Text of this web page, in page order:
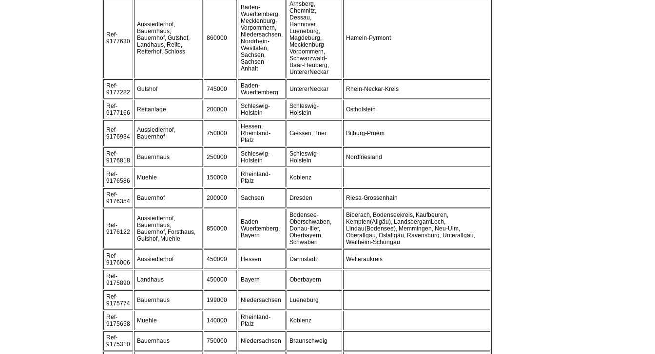
Ref-
9177630
Aussiedlerhof,
Bauernhaus,
Bauernhof, Gutshof,
Landhaus, Reite,
Reiterhof, Schloss
860000
Baden-
Wuerttemberg,
Mecklenburg-
Vorpommern,
Niedersachsen,
Nordrhein-
Westfalen,
Sachsen,
Sachsen-
Anhalt
Arnsberg,
Chemnitz,
Dessau,
Hannover,
Lueneburg,
Magdeburg,
Mecklenburg-
Vorpommern,
Schwarzwald-
Baar-Heuberg,
UntererNeckar
Hameln-Pyrmont
Ref-
9177282
Gutshof 745000
Baden-
Wuerttemberg
UntererNeckar Rhein-Neckar-Kreis
Ref-
9177166
Reitanlage 200000
Schleswig-
Holstein
Schleswig-
Holstein
Ostholstein
Ref-
9176934
Aussiedlerhof,
Bauernhof
750000
Hessen,
Rheinland-
Pfalz
Giessen, Trier Bitburg-Pruem
Ref-
9176818
Bauernhaus 250000
Schleswig-
Holstein
Schleswig-
Holstein
Nordfriesland
Ref-
9176586
Muehle 150000
Rheinland-
Pfalz
Koblenz
Ref-
9176354
Bauernhof 200000 Sachsen Dresden Riesa-Grossenhain
Ref-
9176122
Aussiedlerhof,
Bauernhaus,
Bauernhof, Forsthaus,
Gutshof, Muehle
850000
Baden-
Wuerttemberg,
Bayern
Bodensee-
Oberschwaben,
Donau-Iller,
Oberbayern,
Schwaben
Biberach, Bodenseekreis, Kaufbeuren,
Kempten(Allgäu), LandsbergamLech,
Lindau(Bodensee), Memmingen, Neu-Ulm,
Oberallgäu, Ostallgäu, Ravensburg, Unterallgäu,
Weilheim-Schongau
Ref-
9176006
Aussiedlerhof 450000 Hessen Darmstadt Wetteraukreis
Ref-
9175890
Landhaus 450000 Bayern Oberbayern
Ref-
9175774
Bauernhaus 199000 Niedersachsen Lueneburg
Ref-
9175658
Muehle 140000
Rheinland-
Pfalz
Koblenz
Ref-
9175310
Bauernhaus 750000 Niedersachsen Braunschweig